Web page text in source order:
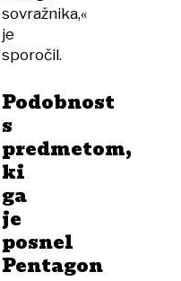
sovražnika,«
je
sporočil.
Podobnost
s
predmetom,
ki
ga
je
posnel
Pentagon